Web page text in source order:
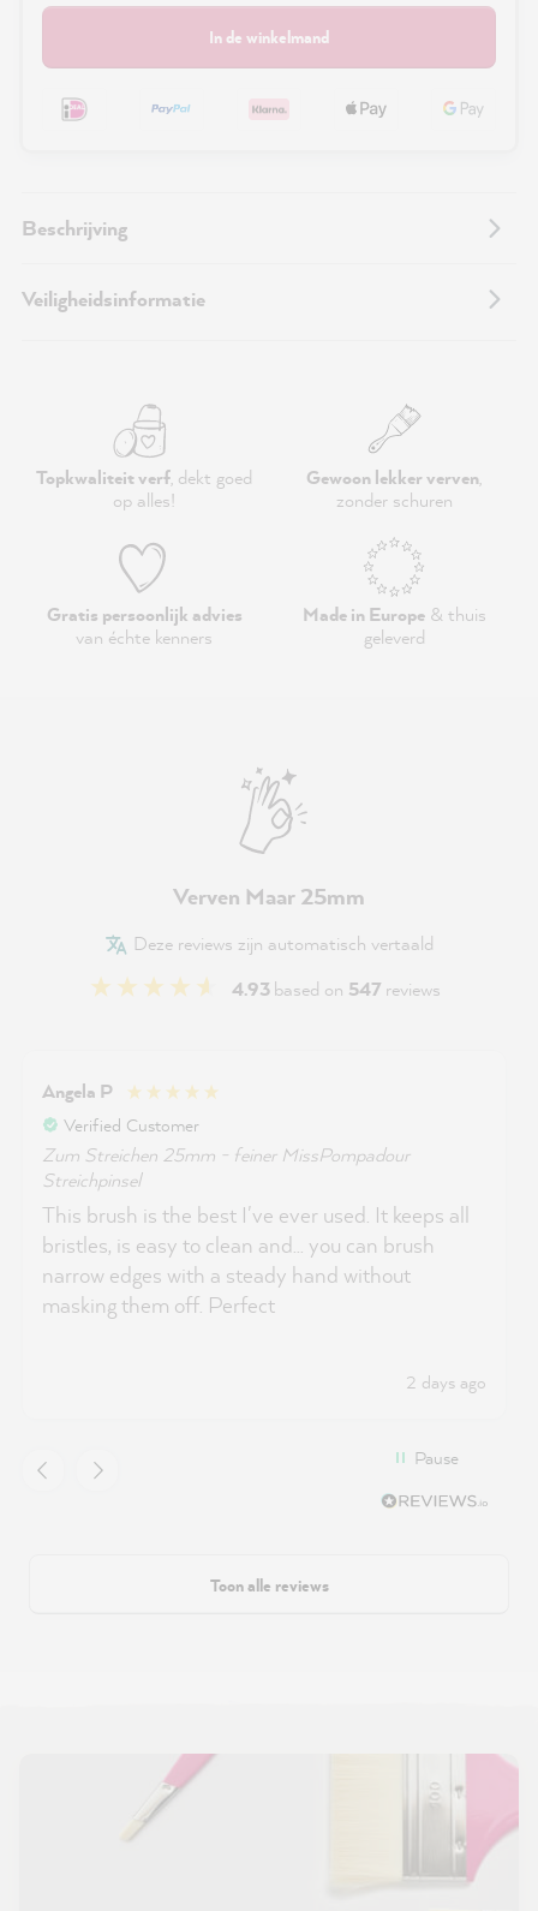
In de winkelmand
Beschrijving
Veiligheidsinformatie
Topkwaliteit verf, dekt goed
op alles!
Gewoon lekker verven,
zonder schuren
Gratis persoonlijk advies
van échte kenners
Made in Europe& thuis
geleverd
Verven Maar 25mm
Deze reviews zijn automatisch vertaald
4.93based on 547 reviews
Angela P
Verified Customer
Zum Streichen 25mm - feiner MissPompadour
Streichpinsel
This brush is the best I've ever used. It keeps all
bristles, is easy to clean and... you can brush
narrow edges with a steady hand without
masking them off. Perfect
2 days ago
Pause
Toon alle reviews